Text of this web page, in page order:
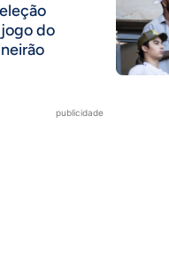
jogo do
publicidade